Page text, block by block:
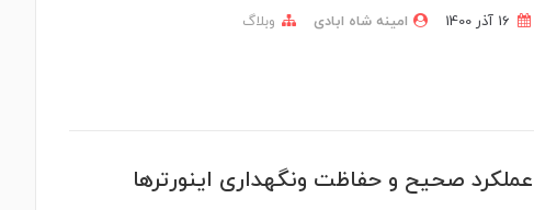
امینه شاه ابادی وبلاگ
عملکرد صحیح و حفاظت ونگهداری اینورترها